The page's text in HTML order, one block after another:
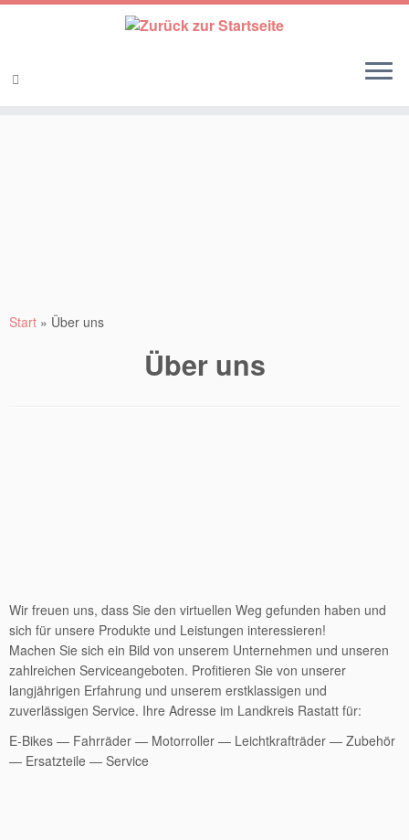
Start » Über uns
Über uns
Wir freuen uns, dass Sie den virtuellen Weg gefunden haben und
sich für unsere Produkte und Leistungen interessieren!
Machen Sie sich ein Bild von unserem Unternehmen und unseren
zahlreichen Serviceangeboten. Profitieren Sie von unserer
langjährigen Erfahrung und unserem erstklassigen und
zuverlässigen Service. Ihre Adresse im Landkreis Rastatt für:
E-Bikes — Fahrräder — Motorroller — Leichtkrafträder — Zubehör
— Ersatzteile — Service